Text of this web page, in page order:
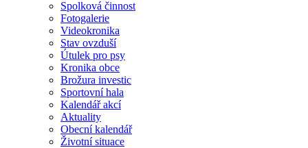
Spolková činnost
Fotogalerie
Videokronika
Stav ovzduší
Útulek pro psy
Kronika obce
Brožura investic
Sportovní hala
Kalendář akcí
Aktuality
Obecní kalendář
Životní situace